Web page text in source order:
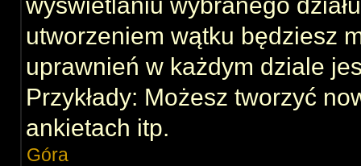
utworzeniem wątku będziesz
uprawnień w każdym dziale
Przykłady: Możesz tworzyć
ankietach itp.
Góra